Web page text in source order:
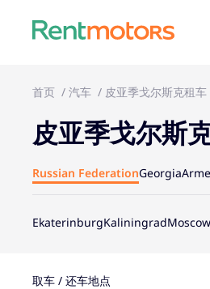
首页 汽车 皮亚季戈尔斯克租车
皮亚季戈尔斯
Russian FederationGeorgia
EkaterinburgKaliningradMoscow
取车 / 还车地点